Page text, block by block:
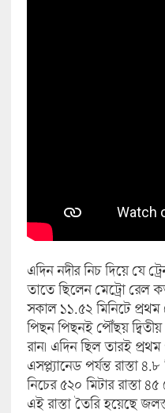
এদিন নদীর নিচ দিয়ে যে
তাতে ছিলেন মেট্রো রেল
সকাল ১১.৫২ মিনিটে প্রথম
পিছন পিছনই পৌঁছয়
রান। এদিন ছিল তারই
এসপ্ল্যানেড পর্যন্ত রাস্তা
নিচের ৫২০ মিটার রাস্তা
এই রাস্তা তৈরি হয়েছে